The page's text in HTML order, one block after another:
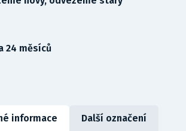
24 měsíců
informace Další označení